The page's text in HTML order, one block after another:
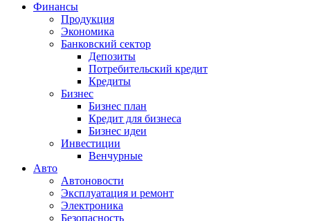
Финансы
Продукция
Экономика
Банковский сектор
Депозиты
Потребительский кредит
Кредиты
Бизнес
Бизнес план
Кредит для бизнеса
Бизнес идеи
Инвестиции
Венчурные
Авто
Автоновости
Эксплуатация и ремонт
Электроника
Безопасность